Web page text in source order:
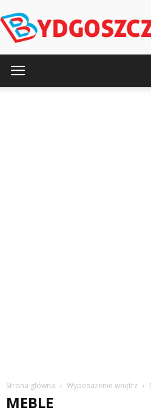
Strona główna Wyposażenie wnętrz
MEBLE